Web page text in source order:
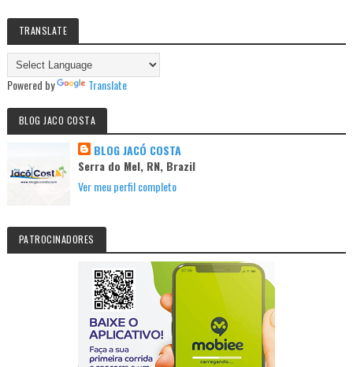
TRANSLATE
Powered by Translate
BLOG JACO COSTA
BLOG JACÓ COSTA
Serra do Mel, RN, Brazil
Ver meu perfil completo
PATROCINADORES